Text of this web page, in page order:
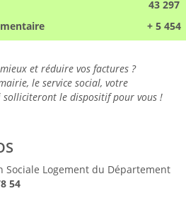
43 297
+ 5 454
et réduire vos factures ?
le service social, votre
le dispositif pour vous !
Sociale Logement du Département
54